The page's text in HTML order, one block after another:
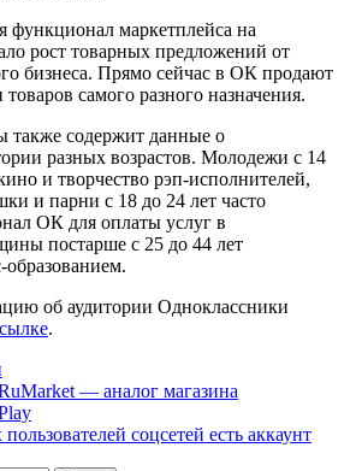
функционал маркетплейса на
рост товарных предложений от
бизнеса. Прямо сейчас в ОК продают
самого разного назначения.
также содержит данные о
разных возрастов. Молодежи с 14
и творчество рэп-исполнителей,
и парни с 18 до 24 лет часто
ОК для оплаты услуг в
постарше с 25 до 44 лет
образованием.
об аудитории Одноклассники
.
— аналог магазина
соцсетей есть аккаунт